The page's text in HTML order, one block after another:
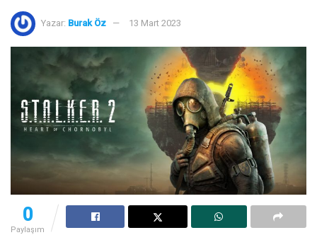
Yazar: Burak Öz 13 Mart 2023
0
Paylaşım